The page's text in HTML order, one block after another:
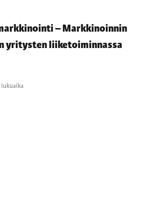
– Markkinoinnin
yritysten liiketoiminnassa
lukuaika